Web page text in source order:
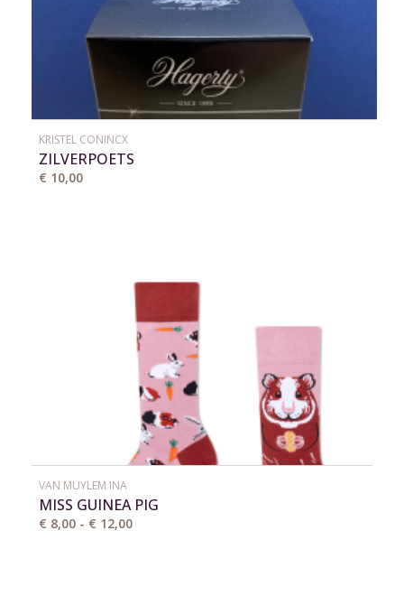
KRISTEL CONINCX
ZILVERPOETS
€ 10,00
VAN MUYLEM INA
MISS GUINEA PIG
€ 8,00 - € 12,00